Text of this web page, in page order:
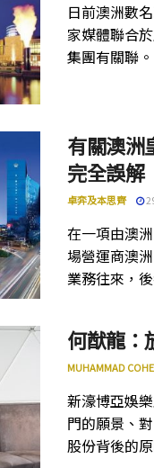
日前澳洲數
家媒體聯合
集團有關聯。
有關澳洲
完全誤解
卓弈及本思齊
在一項由澳
場營運商澳
業務往來，
何猷龍：
MUHAMMAD
新濠博亞娛
門的願景、
股份背後的